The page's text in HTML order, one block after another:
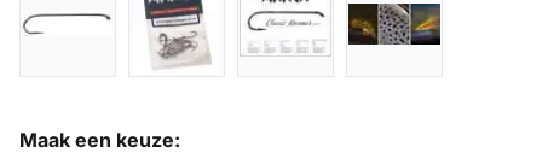
Maak een keuze: